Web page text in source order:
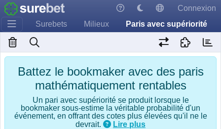
Surebets Milieux Paris avec supériorité
Connexion
Battez le bookmaker avec des paris
mathématiquement rentables
Un pari avec supériorité se produit lorsque le
bookmaker sous-estime la véritable probabilité d'un
événement, en offrant des cotes plus élevées qu'il ne le
devrait.
Lire plus